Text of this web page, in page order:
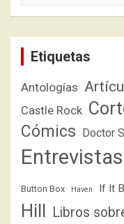
Etiquetas
Antologías
Castle Rock
Cómics Doctor
Entrevistas
Button Box Haven If It
Hill
Libros